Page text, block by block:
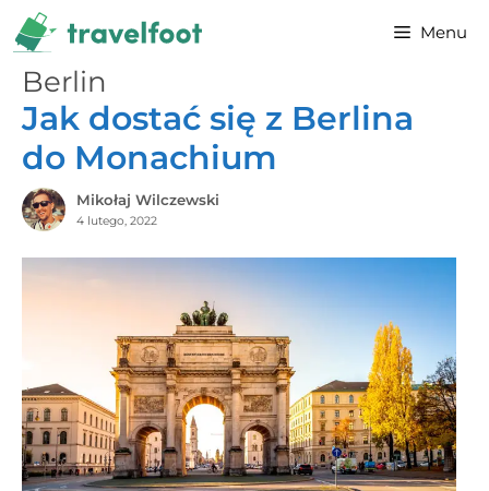
Przejdź
do
treści
Menu
Berlin
Jak dostać się z Berlina
do Monachium
Mikołaj Wilczewski
4 lutego, 2022